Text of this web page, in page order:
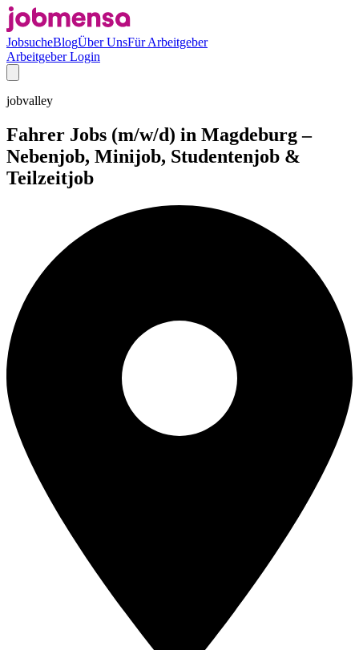
JobsucheBlogÜber UnsFür Arbeitgeber
Arbeitgeber Login
jobvalley
Fahrer Jobs (m/w/d) in Magdeburg –
Nebenjob, Minijob, Studentenjob &
Teilzeitjob